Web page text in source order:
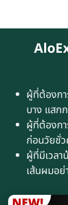
ผู้ที่ต้องก
บาง แสก
ผู้ที่ต้องก
ก่อนวัยชั่ว
ผู้ที่มีเวลา
เส้นผมอย่